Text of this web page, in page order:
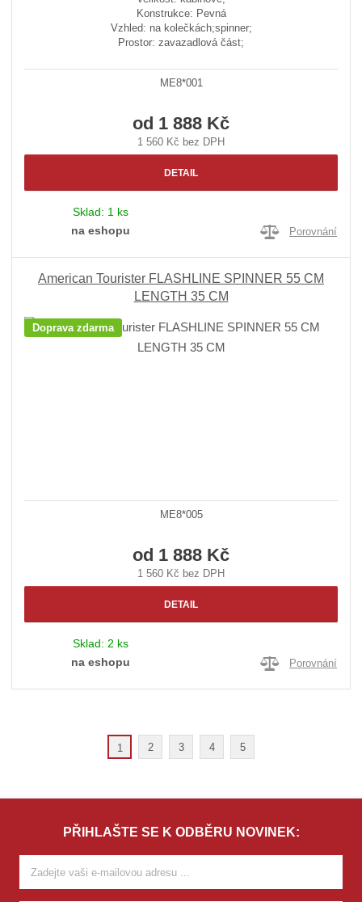
Konstrukce: Pevná
Vzhled: na kolečkách;spinner;
Prostor: zavazadlová část;
ME8*001
od 1 888 Kč
1 560 Kč bez DPH
DETAIL
Sklad: 1 ks
na eshopu
Porovnání
American Tourister FLASHLINE SPINNER 55 CM
LENGTH 35 CM
Doprava zdarma
ME8*005
od 1 888 Kč
1 560 Kč bez DPH
DETAIL
Sklad: 2 ks
na eshopu
Porovnání
1 2 3 4 5
PŘIHLAŠTE SE K ODBĚRU NOVINEK: